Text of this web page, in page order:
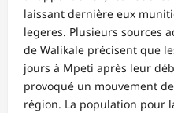
laissant dernière eux
legeres. Plusieurs sources
de Walikale précisent que
jours à Mpeti après leur
provoqué un mouvement
région. La population pour